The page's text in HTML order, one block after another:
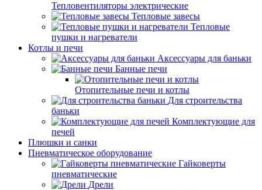
Тепловентиляторы электрические
Тепловые завесы
Тепловые
пушки и нагреватели
Котлы и печи
Аксессуары для баньки
Банные печи
Отопительные печи и котлы
Для строительства
баньки
Комплектующие для
печей
Плюшки и санки
Пневматическое оборудование
Гайковерты
пневматические
Дрели